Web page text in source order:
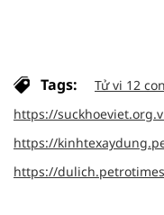
Tags: Tử vi 12
https://
https://
https://